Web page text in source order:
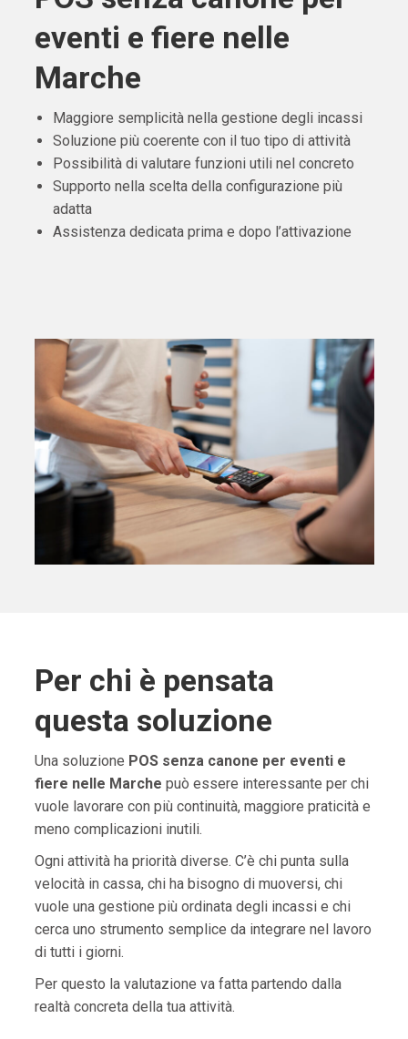
eventi e fiere nelle
Marche
Maggiore semplicità nella gestione degli incassi
Soluzione più coerente con il tuo tipo di attività
Possibilità di valutare funzioni utili nel concreto
Supporto nella scelta della configurazione più
adatta
Assistenza dedicata prima e dopo l’attivazione
Per chi è pensata
questa soluzione
Una soluzione POS senza canone per eventi e
fiere nelle Marche può essere interessante per chi
vuole lavorare con più continuità, maggiore praticità e
meno complicazioni inutili.
Ogni attività ha priorità diverse. C’è chi punta sulla
velocità in cassa, chi ha bisogno di muoversi, chi
vuole una gestione più ordinata degli incassi e chi
cerca uno strumento semplice da integrare nel lavoro
di tutti i giorni.
Per questo la valutazione va fatta partendo dalla
realtà concreta della tua attività.